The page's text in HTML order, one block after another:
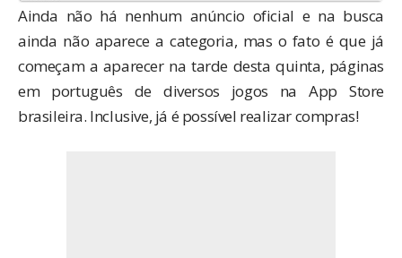
Ainda não há nenhum anúncio oficial e na busca
ainda não aparece a categoria, mas o fato é que já
começam a aparecer na tarde desta quinta, páginas
em português de diversos jogos na App Store
brasileira. Inclusive, já é possível realizar compras!